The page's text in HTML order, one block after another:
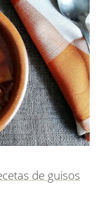
de guisos